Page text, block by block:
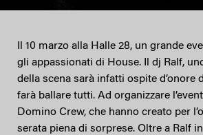
Il 10 marzo alla Halle 28, un grande
gli appassionati di House. Il dj Ralf,
della scena sarà infatti ospite d’onore
farà ballare tutti. Ad organizzare
Domino Crew, che hanno creato per
serata piena di sorprese. Oltre a Ralf